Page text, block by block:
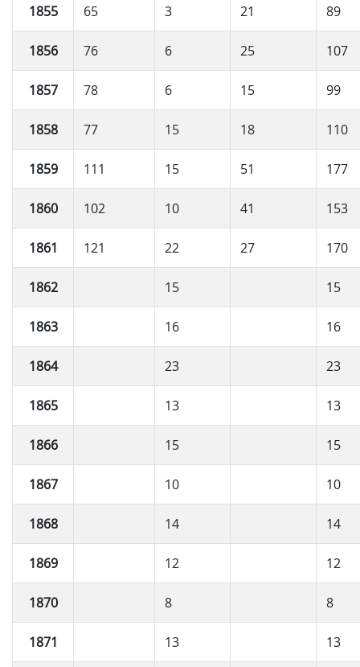
1855 65 3 21 89
1856 76 6 25 107
1857 78 6 15 99
1858 77 15 18 110
1859 111 15 51 177
1860 102 10 41 153
1861 121 22 27 170
1862 15 15
1863 16 16
1864 23 23
1865 13 13
1866 15 15
1867 10 10
1868 14 14
1869 12 12
1870 8 8
1871 13 13